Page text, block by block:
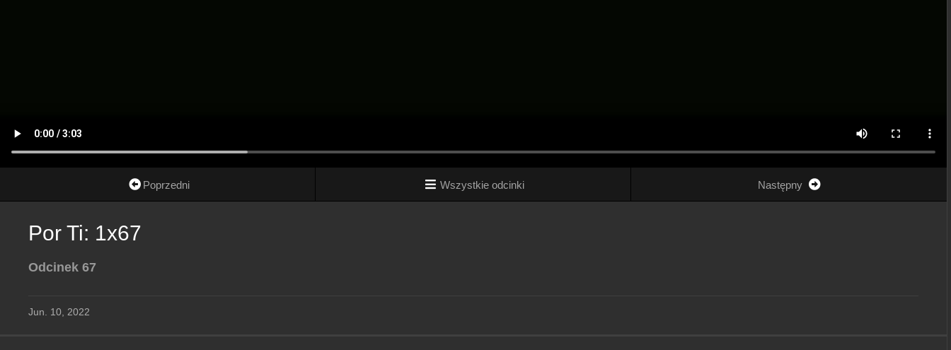
Poprzedni Wszystkie odcinki Następny
Por Ti: 1x67
Odcinek 67
Jun. 10, 2022